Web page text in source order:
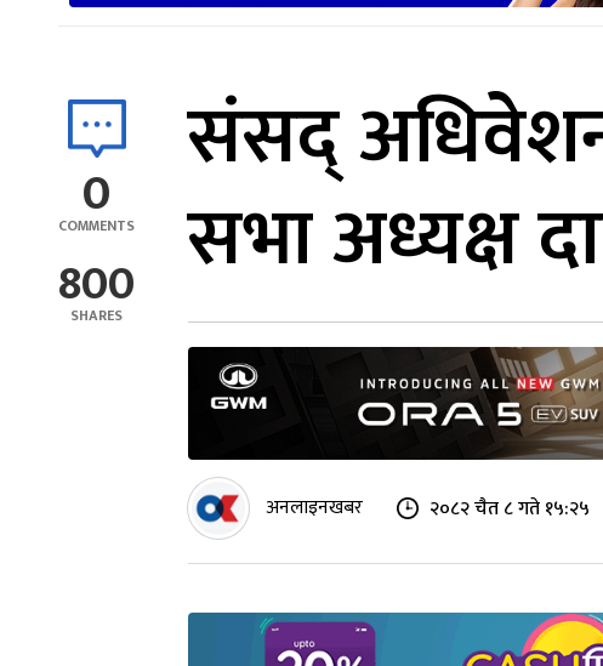
0
COMMENTS
800
SHARES
संसद्
सभा अध्यक्ष
अनलाइनखबर २०८२ चैत ८ गते १५:२५